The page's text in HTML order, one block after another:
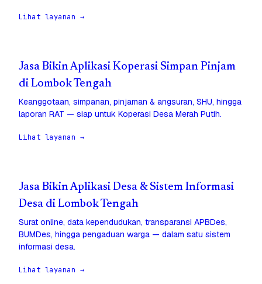
Lihat layanan →
Jasa Bikin Aplikasi Koperasi Simpan Pinjam
di Lombok Tengah
Keanggotaan, simpanan, pinjaman & angsuran, SHU, hingga
laporan RAT — siap untuk Koperasi Desa Merah Putih.
Lihat layanan →
Jasa Bikin Aplikasi Desa & Sistem Informasi
Desa di Lombok Tengah
Surat online, data kependudukan, transparansi APBDes,
BUMDes, hingga pengaduan warga — dalam satu sistem
informasi desa.
Lihat layanan →